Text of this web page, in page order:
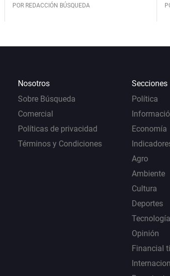
POR REDACCIÓN BÚSQUEDA
Nosotros
Sobre Búsqueda
Comercial
Políticas de privacidad
Términos y Condiciones
Secciones
Política
Economía
Agro
Ambiente
Cultura
Deportes
Tecnología
Opinión
Financial